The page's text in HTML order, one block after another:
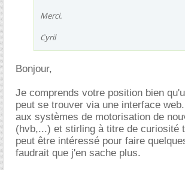
Merci.
Cyril
Bonjour,
Je comprends votre position bien
peut se trouver via une interface
aux systèmes de motorisation de
(hvb,...) et stirling à titre de curiosité
peut être intéressé pour faire
faudrait que j'en sache plus.